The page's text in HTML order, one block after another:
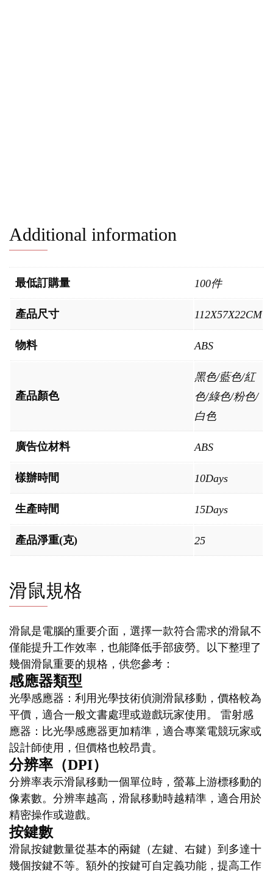
Additional information
最低訂購量 100件
產品尺寸 112X57X22CM
物料 ABS
產品顏色
黑色/藍色/紅
色/綠色/粉色/
白色
廣告位材料 ABS
樣辦時間 10Days
生產時間 15Days
產品淨重(克) 25
滑鼠規格
滑鼠是電腦的重要介面，選擇一款符合需求的滑鼠不
僅能提升工作效率，也能降低手部疲勞。以下整理了
幾個滑鼠重要的規格，供您參考：
感應器類型
光學感應器：利用光學技術偵測滑鼠移動，價格較為
平價，適合一般文書處理或遊戲玩家使用。 雷射感
應器：比光學感應器更加精準，適合專業電競玩家或
設計師使用，但價格也較昂貴。
分辨率（DPI）
分辨率表示滑鼠移動一個單位時，螢幕上游標移動的
像素數。分辨率越高，滑鼠移動時越精準，適合用於
精密操作或遊戲。
按鍵數
滑鼠按鍵數量從基本的兩鍵（左鍵、右鍵）到多達十
幾個按鍵不等。額外的按鍵可自定義功能，提高工作